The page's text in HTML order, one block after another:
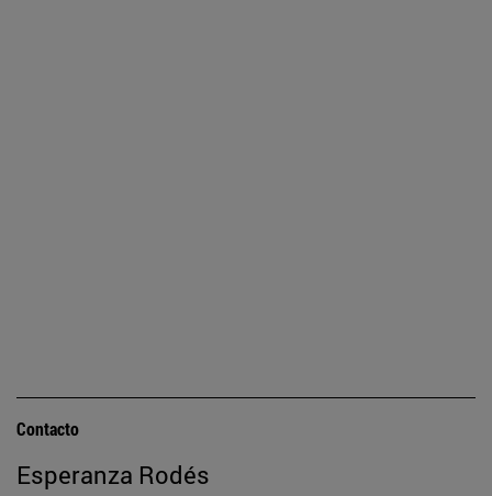
Contacto
Esperanza Rodés